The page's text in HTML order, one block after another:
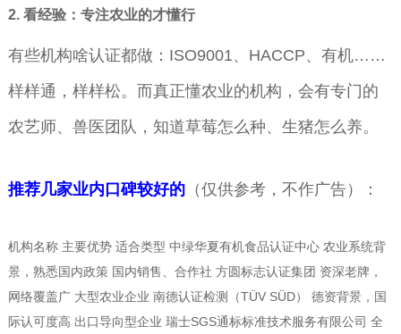
2. 看经验：专注农业的才懂行
有些机构啥认证都做：ISO9001、HACCP、有机……
样样通，样样松。而真正懂农业的机构，会有专门的
农艺师、兽医团队，知道草莓怎么种、生猪怎么养。
推荐几家业内口碑较好的（仅供参考，不作广告）：
机构名称 主要优势 适合类型 中绿华夏有机食品认证中心 农业系统背
景，熟悉国内政策 国内销售、合作社 方圆标志认证集团 资深老牌，
网络覆盖广 大型农业企业 南德认证检测（TÜV SÜD） 德资背景，国
际认可度高 出口导向型企业 瑞士SGS通标标准技术服务有限公司 全